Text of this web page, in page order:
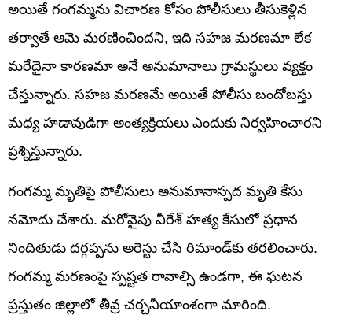
అయితే గంగమ్మను విచారణ కోసం పోలీసులు తీసుకెళ్లిన
తర్వాతే ఆమె మరణించిందని, ఇది సహజ మరణమా లేక
మరేదైనా కారణమా అనే అనుమానాలు గ్రామస్థులు వ్యక్తం
చేస్తున్నారు. సహజ మరణమే అయితే పోలీసు బందోబస్తు
మధ్య హడావుడిగా అంత్యక్రియలు ఎందుకు నిర్వహించారని
ప్రశ్నిస్తున్నారు.
గంగమ్మ మృతిపై పోలీసులు అనుమానాస్పద మృతి కేసు
నమోదు చేశారు. మరోవైపు వీరేశ్ హత్య కేసులో ప్రధాన
నిందితుడు దర్గప్పను అరెస్టు చేసి రిమాండ్‌కు తరలించారు.
గంగమ్మ మరణంపై స్పష్టత రావాల్సి ఉండగా, ఈ ఘటన
ప్రస్తుతం జిల్లాలో తీవ్ర చర్చనీయాంశంగా మారింది.